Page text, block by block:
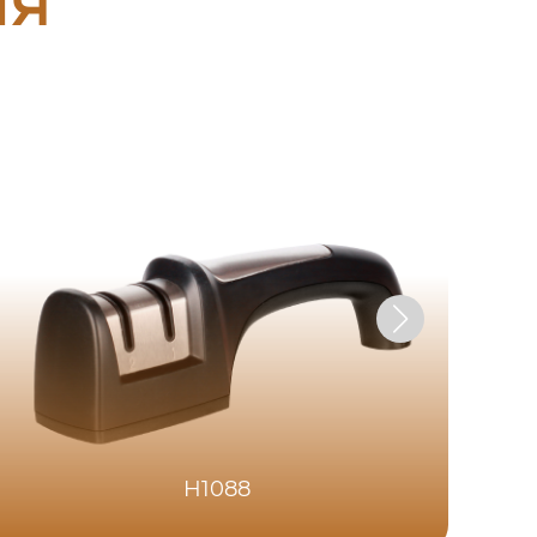
H1088